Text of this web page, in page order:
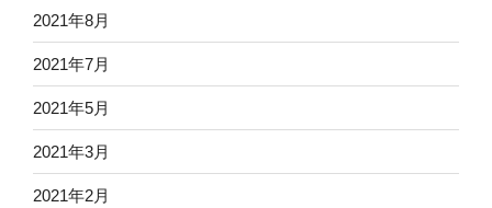
2021年8月
2021年7月
2021年5月
2021年3月
2021年2月